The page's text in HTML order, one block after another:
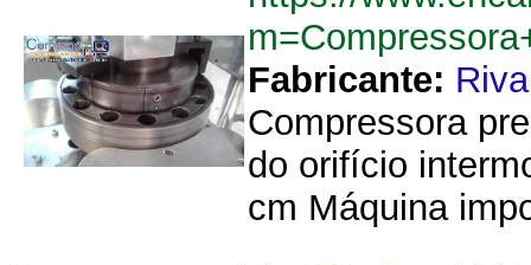
Fabricante: Riva
Compressora
do orifício
cm Máquina